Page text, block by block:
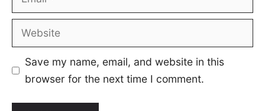
Website
Save my name, email, and website in this
browser for the next time I comment.